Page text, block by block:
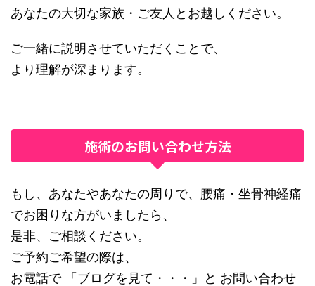
あなたの大切な家族・ご友人とお越しください。
ご一緒に説明させていただくことで、
より理解が深まります。
施術のお問い合わせ方法
もし、あなたやあなたの周りで、腰痛・坐骨神経痛
でお困りな方がいましたら、
是非、ご相談ください。
ご予約ご希望の際は、
お電話で 「ブログを見て・・・」と お問い合わせ